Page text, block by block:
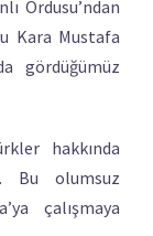
Ordusu’ndan
Kara Mustafa
gördüğümüz
hakkında
Bu olumsuz
çalışmaya